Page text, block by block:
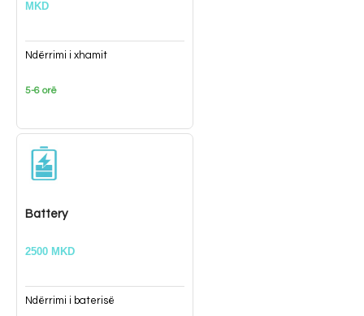
MKD
Ndërrimi i xhamit
5-6 orë
Battery
2500 MKD
Ndërrimi i baterisë